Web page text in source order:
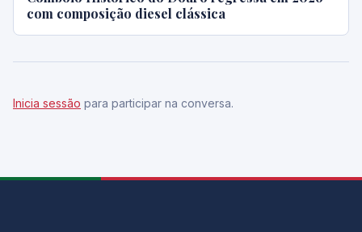
com composição diesel clássica
Inicia sessão para participar na conversa.